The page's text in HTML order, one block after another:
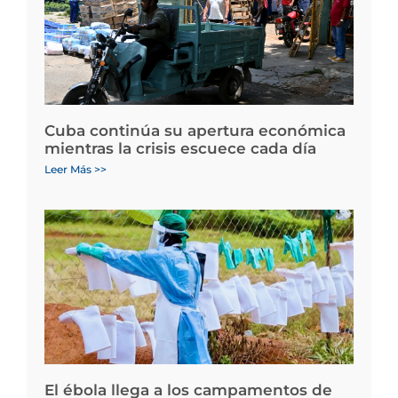
Cuba continúa su apertura económica
mientras la crisis escuece cada día
Leer Más >>
El ébola llega a los campamentos de